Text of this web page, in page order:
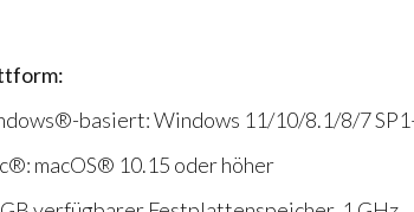
basiert: Windows 11/10/8.1/8/7
macOS® 10.15 oder höher